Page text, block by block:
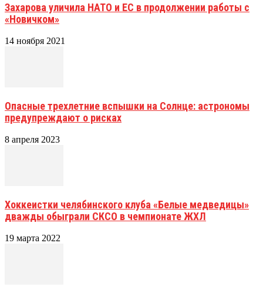
Захарова уличила НАТО и ЕС в продолжении работы с
«Новичком»
14 ноября 2021
Опасные трехлетние вспышки на Солнце: астрономы
предупреждают о рисках
8 апреля 2023
Хоккеистки челябинского клуба «Белые медведицы»
дважды обыграли СКСО в чемпионате ЖХЛ
19 марта 2022